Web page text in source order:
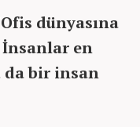
dünyasına
İnsanlar en
da bir insan